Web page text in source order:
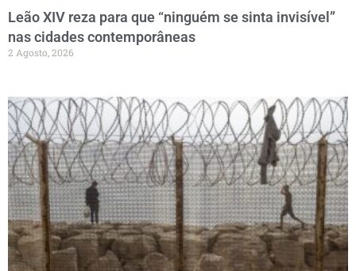
Leão XIV reza para que “ninguém se sinta invisível”
nas cidades contemporâneas
2 Agosto, 2026